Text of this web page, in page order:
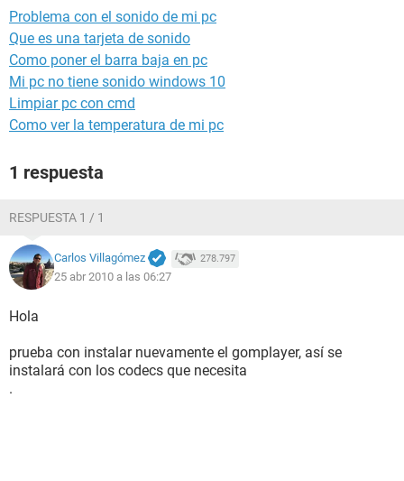
Problema con el sonido de mi pc
Que es una tarjeta de sonido
Como poner el barra baja en pc
Mi pc no tiene sonido windows 10
Limpiar pc con cmd
Como ver la temperatura de mi pc
1 respuesta
RESPUESTA 1 / 1
Carlos Villagómez 278.797
25 abr 2010 a las 06:27
Hola
prueba con instalar nuevamente el gomplayer, así se
instalará con los codecs que necesita
.